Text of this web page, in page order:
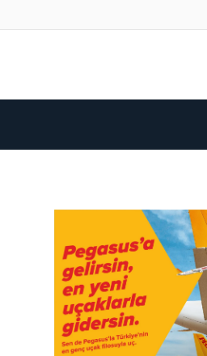
HAVACILIK •
YAKIT
YÜZDE
KARŞI
ALINIYOR?
HAVACILIK •